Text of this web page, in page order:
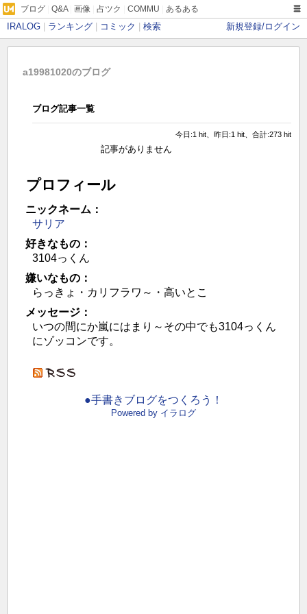
ブログ Q&A| 画像 占ツク COMMU あるある
IRALOG ランキング コミック 検索 新規登録/ログイン
a19981020のブログ
ブログ記事一覧
今日:1 hit、昨日:1 hit、合計:273 hit
記事がありません
プロフィール
ニックネーム：
サリア
好きなもの：
3104っくん
嫌いなもの：
らっきょ・カリフラワ～・高いとこ
メッセージ：
いつの間にか嵐にはまり～その中でも3104っくん
にゾッコンです。
●手書きブログをつくろう！
Powered by イラログ